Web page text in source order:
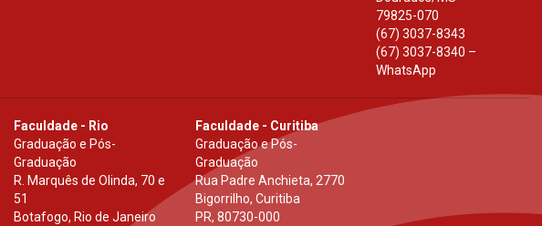
79825-070
(67) 3037-8343
(67) 3037-8340 –
WhatsApp
Faculdade - Rio
Graduação e Pós-
Graduação
R. Marquês de Olinda, 70 e
51
Botafogo, Rio de Janeiro
Faculdade - Curitiba
Graduação e Pós-
Graduação
Rua Padre Anchieta, 2770
Bigorrilho, Curitiba
PR, 80730-000